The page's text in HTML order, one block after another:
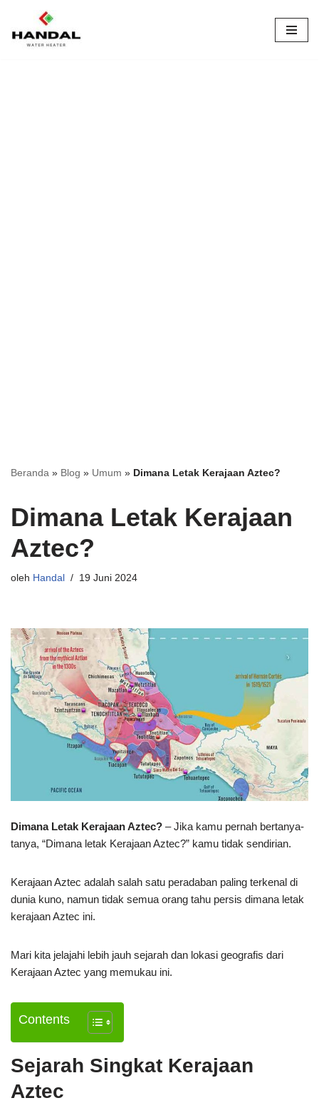
Lompat
Beranda » Blog » Umum » Dimana Letak Kerajaan Aztec?
Dimana Letak Kerajaan
Aztec?
oleh Handal 19 Juni 2024
Dimana Letak Kerajaan Aztec? – Jika kamu pernah bertanya-
tanya, “Dimana letak Kerajaan Aztec?” kamu tidak sendirian.
Kerajaan Aztec adalah salah satu peradaban paling terkenal di
dunia kuno, namun tidak semua orang tahu persis dimana letak
kerajaan Aztec ini.
Mari kita jelajahi lebih jauh sejarah dan lokasi geografis dari
Kerajaan Aztec yang memukau ini.
Contents
Sejarah Singkat Kerajaan
Aztec